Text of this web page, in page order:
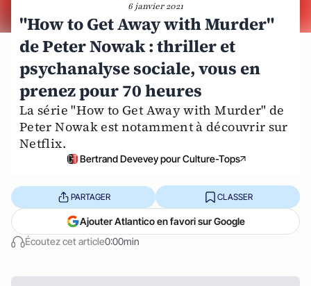
6 janvier 2021
"How to Get Away with Murder"
de Peter Nowak : thriller et
psychanalyse sociale, vous en
prenez pour 70 heures
La série "How to Get Away with Murder" de
Peter Nowak est notamment à découvrir sur
Netflix.
Bertrand Devevey pour Culture-Tops
Écoutez cet article0:00min
PARTAGER CLASSER
Ajouter Atlantico en favori sur Google